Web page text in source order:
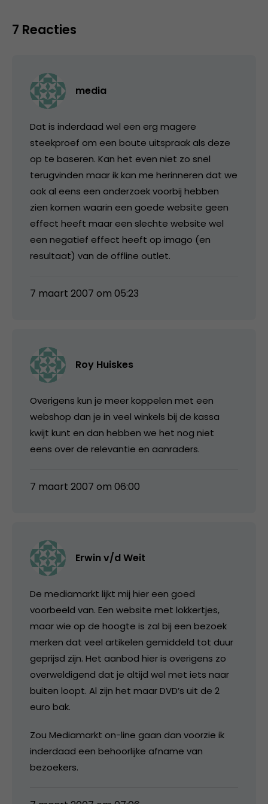
7 Reacties
media
Dat is inderdaad wel een erg magere
steekproef om een boute uitspraak als deze
op te baseren. Kan het even niet zo snel
terugvinden maar ik kan me herinneren dat we
ook al eens een onderzoek voorbij hebben
zien komen waarin een goede website geen
effect heeft maar een slechte website wel
een negatief effect heeft op imago (en
resultaat) van de offline outlet.
7 maart 2007 om 05:23
Roy Huiskes
Overigens kun je meer koppelen met een
webshop dan je in veel winkels bij de kassa
kwijt kunt en dan hebben we het nog niet
eens over de relevantie en aanraders.
7 maart 2007 om 06:00
Erwin v/d Weit
De mediamarkt lijkt mij hier een goed
voorbeeld van. Een website met lokkertjes,
maar wie op de hoogte is zal bij een bezoek
merken dat veel artikelen gemiddeld tot duur
geprijsd zijn. Het aanbod hier is overigens zo
overweldigend dat je altijd wel met iets naar
buiten loopt. Al zijn het maar DVD’s uit de 2
euro bak.
Zou Mediamarkt on-line gaan dan voorzie ik
inderdaad een behoorlijke afname van
bezoekers.